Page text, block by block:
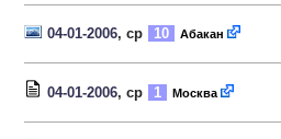
04-01-2006, ср 10 Абакан
04-01-2006, ср 1 Москва